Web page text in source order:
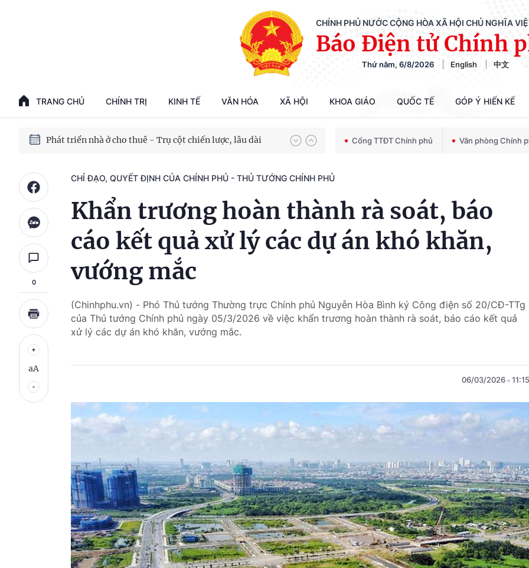
CHÍNH PHỦ NƯỚC CỘNG HÒA XÃ HỘI CHỦ NGHĨA
Báo Điện tử Chính
Thứ năm, 6/8/2026 English 中文
TRANG CHỦ CHÍNH TRỊ KINH TẾ VĂN HÓA XÃ HỘI KHOA GIÁO QUỐC TẾ GÓP Ý HIẾN KẾ
Phát triển kinh tế nhà nước trong kỷ nguyên mới
Chiến dịch 500 ngày đêm tìm kiếm, quy tập và xác định danh tính hài cốt liệt sĩ
Bảo vệ nền tảng tư tưởng của Đảng trong kỷ nguyên phát triển mới
Phát triển nhà ở cho thuê - Trụ cột chiến lược, lâu dài Cổng TTĐT Chính phủ Văn phòng Chính
0
aA
CHỈ ĐẠO, QUYẾT ĐỊNH CỦA CHÍNH PHỦ - THỦ TƯỚNG CHÍNH PHỦ
Khẩn trương hoàn thành rà soát, báo
cáo kết quả xử lý các dự án khó khăn,
vướng mắc
(Chinhphu.vn) - Phó Thủ tướng Thường trực Chính phủ Nguyễn Hòa Bình ký Công điện số 20/CĐ-TTg
của Thủ tướng Chính phủ ngày 05/3/2026 về việc khẩn trương hoàn thành rà soát, báo cáo kết quả
xử lý các dự án khó khăn, vướng mắc.
06/03/2026 11:15